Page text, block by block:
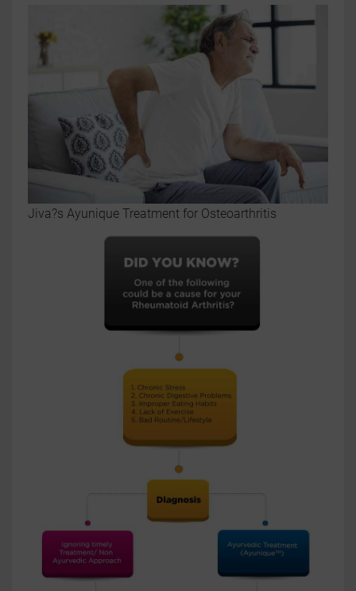
Jiva?s Ayunique Treatment for Osteoarthritis